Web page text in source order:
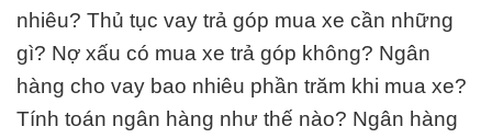
nhiêu? Thủ tục vay trả góp mua xe cần những
gì? Nợ xấu có mua xe trả góp không? Ngân
hàng cho vay bao nhiêu phần trăm khi mua xe?
Tính toán ngân hàng như thế nào? Ngân hàng